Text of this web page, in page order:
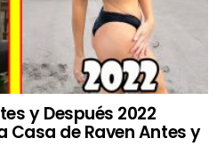
y Después 2022
Casa de Raven Antes y